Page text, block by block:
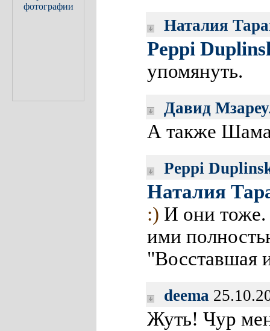
Наталия
Peppi
упомянуть.
Давид
А также
Peppi
Наталия
:) И они тоже.
ими
"Восставшая
deema
Жуть! Чур